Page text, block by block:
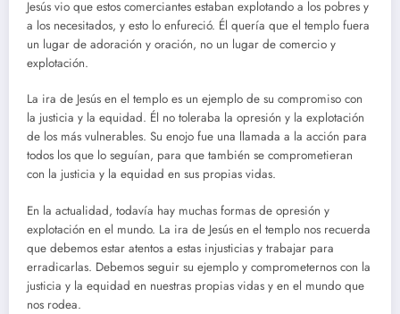
Jesús vio que estos comerciantes estaban explotando a los pobres y
a los necesitados, y esto lo enfureció. Él quería que el templo fuera
un lugar de adoración y oración, no un lugar de comercio y
explotación.
La ira de Jesús en el templo es un ejemplo de su compromiso con
la justicia y la equidad. Él no toleraba la opresión y la explotación
de los más vulnerables. Su enojo fue una llamada a la acción para
todos los que lo seguían, para que también se comprometieran
con la justicia y la equidad en sus propias vidas.
En la actualidad, todavía hay muchas formas de opresión y
explotación en el mundo. La ira de Jesús en el templo nos recuerda
que debemos estar atentos a estas injusticias y trabajar para
erradicarlas. Debemos seguir su ejemplo y comprometernos con la
justicia y la equidad en nuestras propias vidas y en el mundo que
nos rodea.